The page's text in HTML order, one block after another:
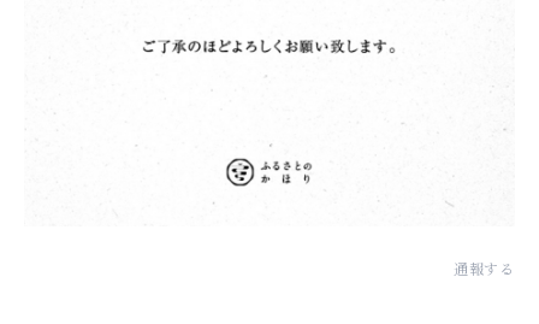
通報する